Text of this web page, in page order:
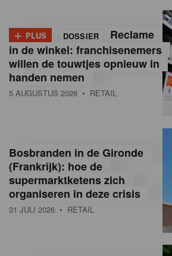
+ PLUS DOSSIER
Reclame
in de winkel: franchisenemers
willen de touwtjes opnieuw in
handen nemen
5 AUGUSTUS 2026 • RETAIL
Bosbranden in de Gironde
(Frankrijk): hoe de
supermarktketens zich
organiseren in deze crisis
31 JULI 2026 • RETAIL